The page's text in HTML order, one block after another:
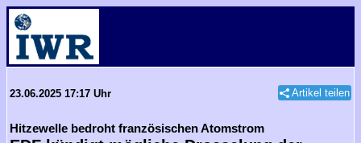
23.06.2025 17:17 Uhr Artikel teilen
Hitzewelle bedroht französischen Atomstrom